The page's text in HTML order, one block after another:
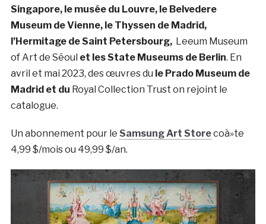
Singapore, le musée du Louvre, le Belvedere
Museum de Vienne, le Thyssen de Madrid,
l’Hermitage de Saint Petersbourg, Leeum Museum
of Art de Séoul et les State Museums de Berlin. En
avril et mai 2023, des œuvres du le Prado Museum de
Madrid et du Royal Collection Trust on rejoint le
catalogue.
Un abonnement pour le Samsung Art Storecoà»te
4,99 $/mois ou 49,99 $/an.